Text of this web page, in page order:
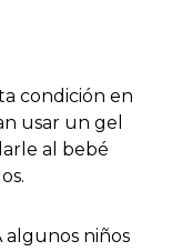
condición en
usar un gel
al bebé
niños